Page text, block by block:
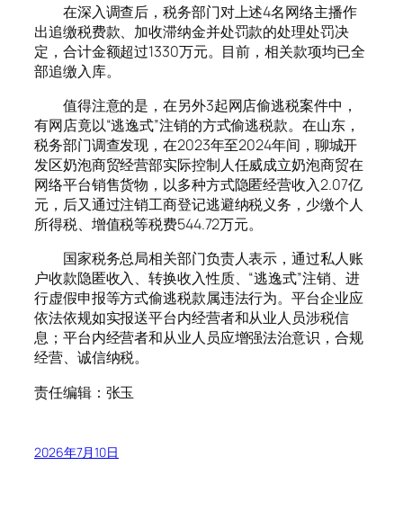
在深入调查后，税务部门对上述4名网络主播作
出追缴税费款、加收滞纳金并处罚款的处理处罚决
定，合计金额超过1330万元。目前，相关款项均已全
部追缴入库。
值得注意的是，在另外3起网店偷逃税案件中，
有网店竟以“逃逸式”注销的方式偷逃税款。在山东，
税务部门调查发现，在2023年至2024年间，聊城开
发区奶泡商贸经营部实际控制人任威成立奶泡商贸在
网络平台销售货物，以多种方式隐匿经营收入2.07亿
元，后又通过注销工商登记逃避纳税义务，少缴个人
所得税、增值税等税费544.72万元。
国家税务总局相关部门负责人表示，通过私人账
户收款隐匿收入、转换收入性质、“逃逸式”注销、进
行虚假申报等方式偷逃税款属违法行为。平台企业应
依法依规如实报送平台内经营者和从业人员涉税信
息；平台内经营者和从业人员应增强法治意识，合规
经营、诚信纳税。
责任编辑：张玉
2026年7月10日